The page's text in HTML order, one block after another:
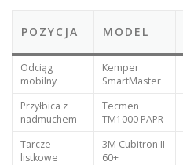
POZYCJA MODEL
Odciąg
mobilny
Kemper
SmartMaster
Przyłbica z
nadmuchem
Tecmen
TM1000 PAPR
Tarcze
listkowe
3M Cubitron II
60+